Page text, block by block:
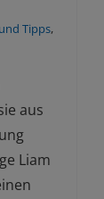
Tipps,
aus
Liam